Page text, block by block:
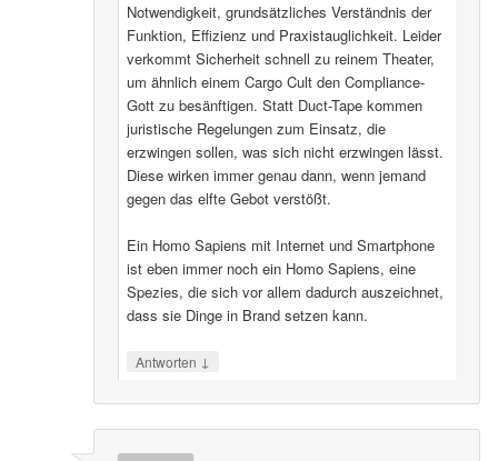
Notwendigkeit, grundsätzliches Verständnis der
Funktion, Effizienz und Praxistauglichkeit. Leider
verkommt Sicherheit schnell zu reinem Theater,
um ähnlich einem Cargo Cult den Compliance-
Gott zu besänftigen. Statt Duct-Tape kommen
juristische Regelungen zum Einsatz, die
erzwingen sollen, was sich nicht erzwingen lässt.
Diese wirken immer genau dann, wenn jemand
gegen das elfte Gebot verstößt.
Ein Homo Sapiens mit Internet und Smartphone
ist eben immer noch ein Homo Sapiens, eine
Spezies, die sich vor allem dadurch auszeichnet,
dass sie Dinge in Brand setzen kann.
Antworten ↓